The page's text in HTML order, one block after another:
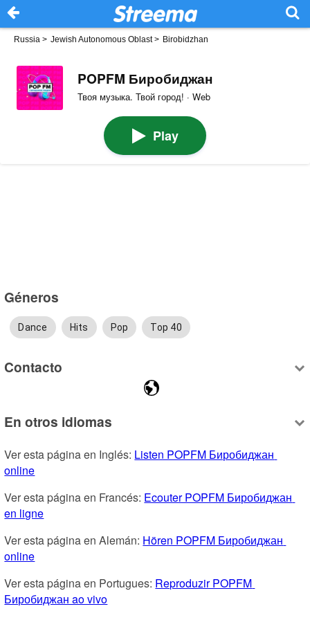
Russia > Jewish Autonomous Oblast> Birobidzhan
POPFM Биробиджан
Твоя музыка. Твой город! · Web
Play
Géneros
Dance Hits Pop Top 40
Contacto
En otros idiomas
Ver esta página en Inglés: Listen POPFM Биробиджан
online
Ver esta página en Francés: Ecouter POPFM Биробиджан
en ligne
Ver esta página en Alemán: Hören POPFM Биробиджан
online
Ver esta página en Portugues: Reproduzir POPFM
Биробиджан ao vivo